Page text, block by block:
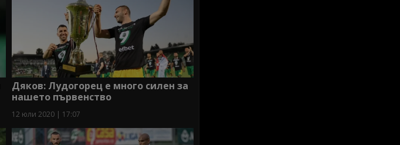
Дяков: Лудогорец е много силен за
нашето първенство
12 юли 2020 | 17:07